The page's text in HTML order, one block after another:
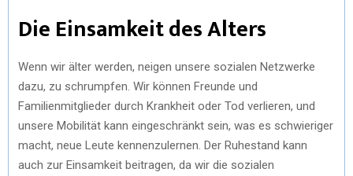
Die Einsamkeit des Alters
Wenn wir älter werden, neigen unsere sozialen Netzwerke
dazu, zu schrumpfen. Wir können Freunde und
Familienmitglieder durch Krankheit oder Tod verlieren, und
unsere Mobilität kann eingeschränkt sein, was es schwieriger
macht, neue Leute kennenzulernen. Der Ruhestand kann
auch zur Einsamkeit beitragen, da wir die sozialen